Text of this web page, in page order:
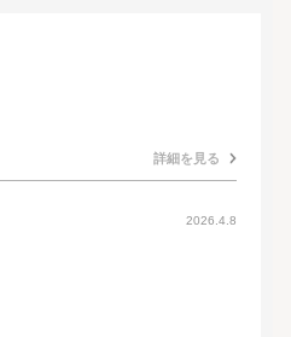
詳細を見る
2026.4.8